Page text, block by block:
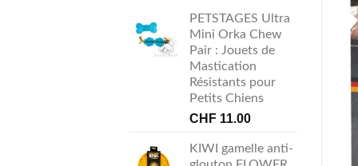
PETSTAGES Ultra
Mini Orka Chew
Pair : Jouets de
Mastication
Résistants pour
Petits Chiens
CHF 11.00
KIWI gamelle anti-